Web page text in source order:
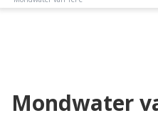
Mondwater